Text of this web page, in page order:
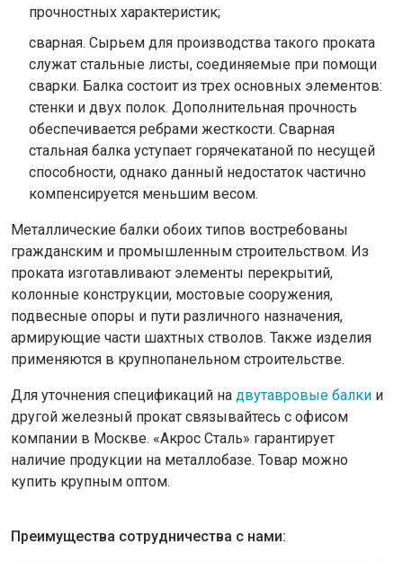
прочностных характеристик;
сварная. Сырьем для производства такого проката
служат стальные листы, соединяемые при помощи
сварки. Балка состоит из трех основных элементов:
стенки и двух полок. Дополнительная прочность
обеспечивается ребрами жесткости. Сварная
стальная балка уступает горячекатаной по несущей
способности, однако данный недостаток частично
компенсируется меньшим весом.
Металлические балки обоих типов востребованы
гражданским и промышленным строительством. Из
проката изготавливают элементы перекрытий,
колонные конструкции, мостовые сооружения,
подвесные опоры и пути различного назначения,
армирующие части шахтных стволов. Также изделия
применяются в крупнопанельном строительстве.
Для уточнения спецификаций на двутавровые балки и
другой железный прокат связывайтесь с офисом
компании в Москве. «Акрос Сталь» гарантирует
наличие продукции на металлобазе. Товар можно
купить крупным оптом.
Преимущества сотрудничества с нами: